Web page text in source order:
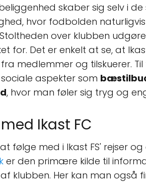
skaber sig selv i
hvor fodbolden
over klubben
for. Det er enkelt at se, at
medlemmer og tilskuerer.
aspekter som
, hvor man føler sig tryg og
Ikast FC
følge med i Ikast FS' rejser
er den primære kilde til
klubben. Her kan man